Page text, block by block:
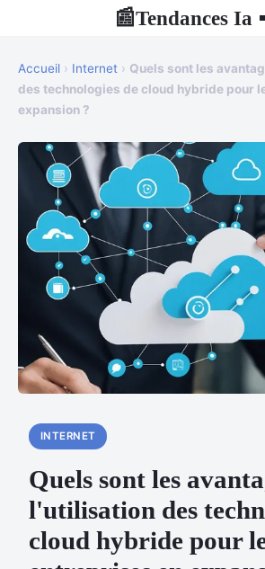
📰Tendances Ia
Accueil › Internet › Quels sont les
des technologies de cloud hybride pour
expansion ?
INTERNET
Quels sont les
l'utilisation des
cloud hybride pour